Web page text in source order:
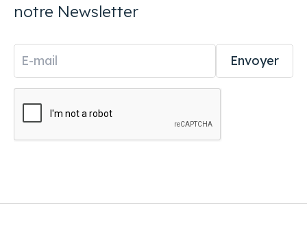
notre Newsletter